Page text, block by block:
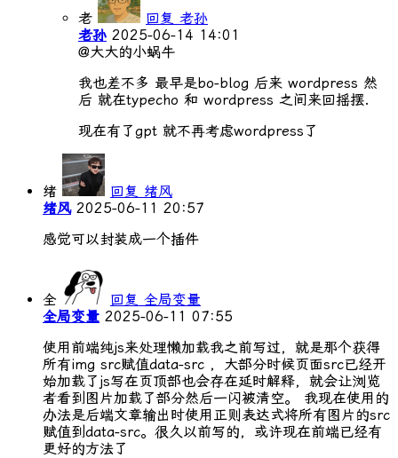
老
回复 老孙
老孙 2025-06-14 14:01
@大大的小蜗牛
我也差不多 最早是bo-blog 后来 wordpress 然
后 就在typecho 和 wordpress 之间来回摇摆.
现在有了gpt 就不再考虑wordpress了
绪
回复 绪风
绪风 2025-06-11 20:57
感觉可以封装成一个插件
全
回复 全局变量
全局变量 2025-06-11 07:55
使用前端纯js来处理懒加载我之前写过，就是那个获得
所有img src赋值data-src ，大部分时候页面src已经开
始加载了js写在页顶部也会存在延时解释，就会让浏览
者看到图片加载了部分然后一闪被清空。 我现在使用的
办法是后端文章输出时使用正则表达式将所有图片的src
赋值到data-src。很久以前写的，或许现在前端已经有
更好的方法了